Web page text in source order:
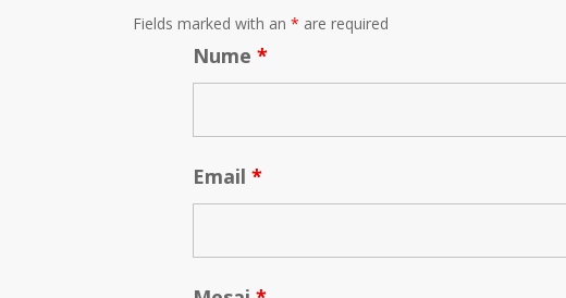
Fields marked with an* are required
Nume *
Email *